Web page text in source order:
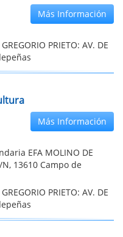
Más Información
PRIETO: AV. DE
Más Información
EFA MOLINO DE
N, 13610 Campo de
PRIETO: AV. DE